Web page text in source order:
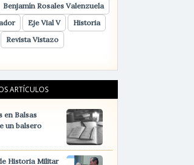
Benjamín Rosales Valenzuela
Eje Vial V
Historia
Revista Vistazo
ARTÍCULOS
en Balsas
un balsero
Historia Militar